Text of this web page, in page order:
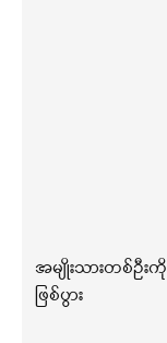
အမျိုးသားတစ်ဦးကို
ဖြစ်ပွား